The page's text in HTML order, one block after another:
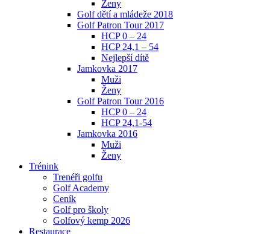
Ženy
Golf dětí a mládeže 2018
Golf Patron Tour 2017
HCP 0 – 24
HCP 24,1 – 54
Nejlepší dítě
Jamkovka 2017
Muži
Ženy
Golf Patron Tour 2016
HCP 0 – 24
HCP 24,1-54
Jamkovka 2016
Muži
Ženy
Trénink
Trenéři golfu
Golf Academy
Ceník
Golf pro školy
Golfový kemp 2026
Restaurace